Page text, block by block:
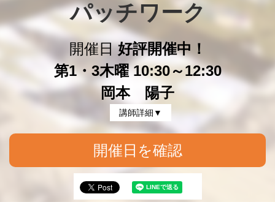
パッチワーク
開催日好評開催中！
第1・3木曜 10:30～12:30
岡本 陽子
講師詳細▼
開催日を確認